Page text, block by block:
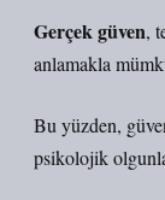
Gerçek güven,
anlamakla
Bu yüzden,
psikolojik